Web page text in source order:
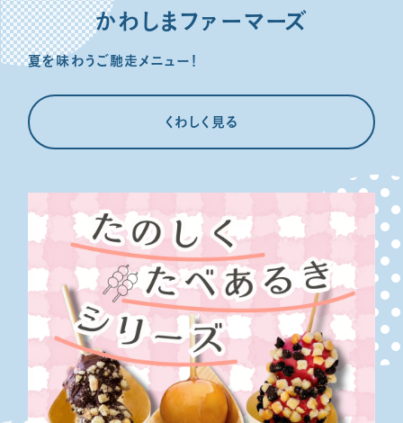
かわしまファーマーズ
夏を味わうご馳走メニュー！
くわしく見る